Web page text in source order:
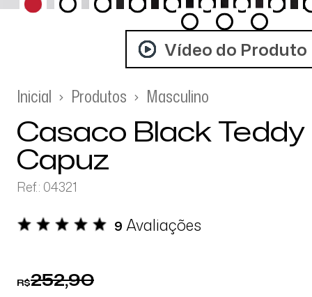
Vídeo do Produto
Inicial
Produtos Masculino
Casaco Black
Capuz
Ref.: 04321
9 Avaliações
R$252,90